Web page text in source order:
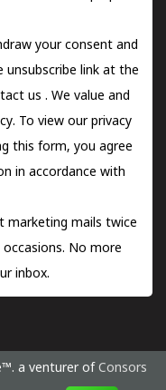
your consent and
unsubscribe link at the
us . We value and
To view our privacy
this form, you agree
in accordance with
marketing mails twice
No more
inbox.
a venturer of Consors